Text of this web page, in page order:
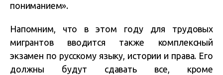
пониманием».
Напомним, что в этом году для трудовых
мигрантов вводится также комплексный
экзамен по русскому языку, истории и права. Его
должны будут сдавать все, кроме